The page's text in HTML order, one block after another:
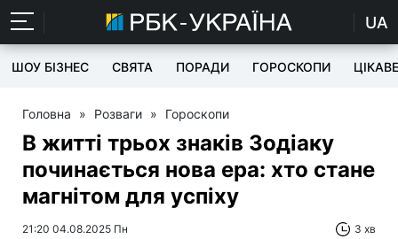
UA
ШОУ БІЗНЕС СВЯТА ПОРАДИ ГОРОСКОПИ ЦІКАВЕ
Головна » Розваги » Гороскопи
В житті трьох знаків Зодіаку
починається нова ера: хто стане
магнітом для успіху
21:20 04.08.2025 Пн 3 хв